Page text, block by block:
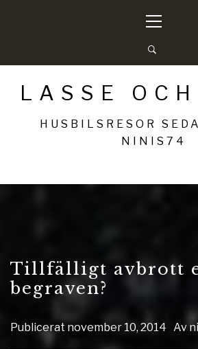
meny
LASSE
HUSBILSRESOR
NINIS74
Tillfälligt avbrott
begraven?
Publicerat november 10, 2014 Av